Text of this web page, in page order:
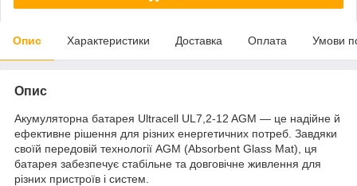
Опис Характеристики Доставка Оплата Умови
Опис
Акумуляторна батарея Ultracell UL7,2-12 AGM — це надійне й
ефективне рішення для різних енергетичних потреб. Завдяки
своїй передовій технології AGM (Absorbent Glass Mat), ця
батарея забезпечує стабільне та довговічне живлення для
різних пристроїв і систем.